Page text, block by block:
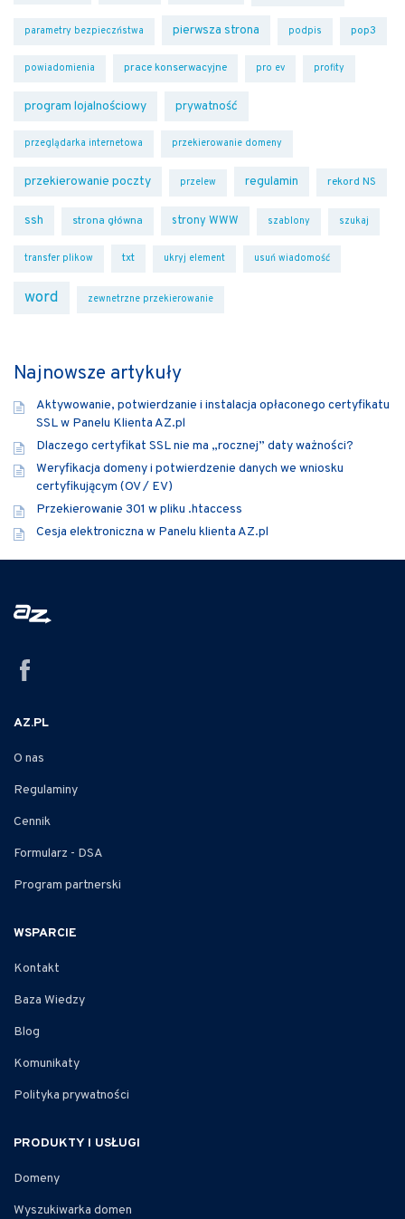
parametry bezpieczństwa pierwsza strona podpis pop3
powiadomienia prace konserwacyjne pro ev profity
program lojalnościowy prywatność
przeglądarka internetowa przekierowanie domeny
przekierowanie poczty przelew regulamin rekord NS
ssh strona główna strony WWW szablony szukaj
transfer plikow txt ukryj element usuń wiadomość
word zewnetrzne przekierowanie
Najnowsze artykuły
Aktywowanie, potwierdzanie i instalacja opłaconego certyfikatu
SSL w Panelu Klienta AZ.pl
Dlaczego certyfikat SSL nie ma „rocznej” daty ważności?
Weryfikacja domeny i potwierdzenie danych we wniosku
certyfikującym (OV / EV)
Przekierowanie 301 w pliku .htaccess
Cesja elektroniczna w Panelu klienta AZ.pl
AZ.PL
O nas
Regulaminy
Cennik
Formularz - DSA
Program partnerski
WSPARCIE
Kontakt
Baza Wiedzy
Blog
Komunikaty
Polityka prywatności
PRODUKTY I USŁUGI
Domeny
Wyszukiwarka domen